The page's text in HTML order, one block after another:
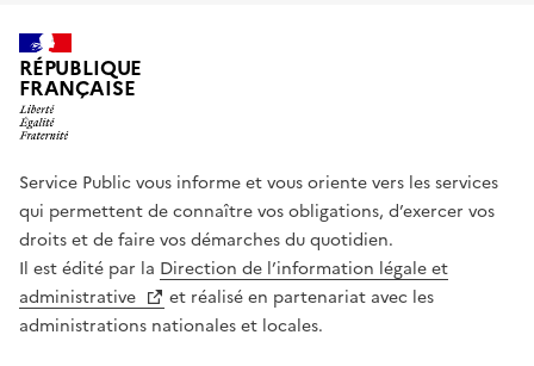
RÉPUBLIQUE
FRANÇAISE
Service Public vous informe et vous oriente vers les services
qui permettent de connaître vos obligations, d’exercer vos
droits et de faire vos démarches du quotidien.
Il est édité par la Direction de l’information légale et
administrative
et réalisé en partenariat avec les
administrations nationales et locales.